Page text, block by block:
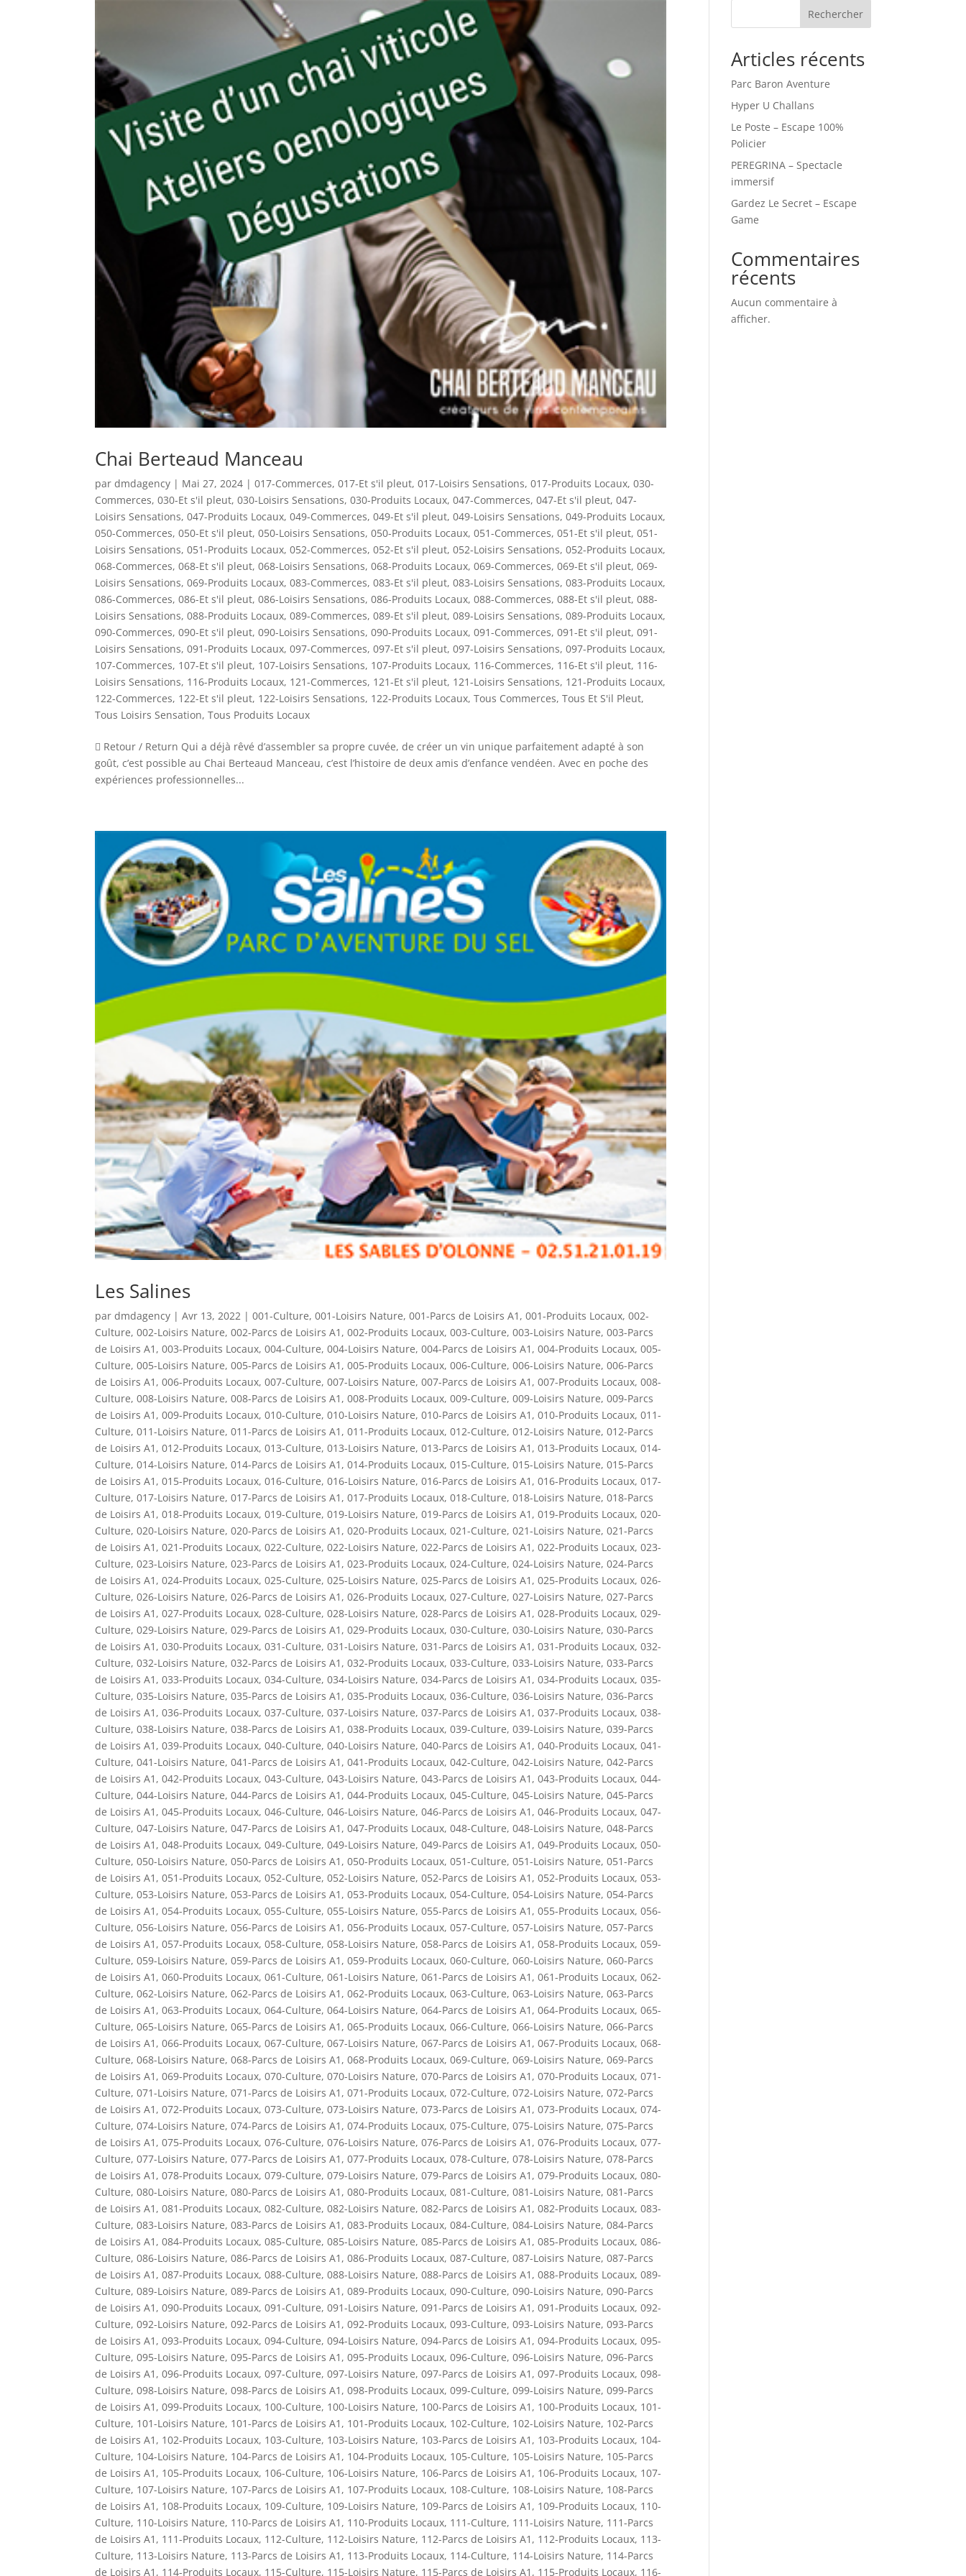
Chai Berteaud Manceau
par dmdagency | Mai 27, 2024 | 017-Commerces, 017-Et s'il pleut, 017-Loisirs Sensations, 017-Produits Locaux, 030-
Commerces, 030-Et s'il pleut, 030-Loisirs Sensations, 030-Produits Locaux, 047-Commerces, 047-Et s'il pleut, 047-
Loisirs Sensations, 047-Produits Locaux, 049-Commerces, 049-Et s'il pleut, 049-Loisirs Sensations, 049-Produits Locaux,
050-Commerces, 050-Et s'il pleut, 050-Loisirs Sensations, 050-Produits Locaux, 051-Commerces, 051-Et s'il pleut, 051-
Loisirs Sensations, 051-Produits Locaux, 052-Commerces, 052-Et s'il pleut, 052-Loisirs Sensations, 052-Produits Locaux,
068-Commerces, 068-Et s'il pleut, 068-Loisirs Sensations, 068-Produits Locaux, 069-Commerces, 069-Et s'il pleut, 069-
Loisirs Sensations, 069-Produits Locaux, 083-Commerces, 083-Et s'il pleut, 083-Loisirs Sensations, 083-Produits Locaux,
086-Commerces, 086-Et s'il pleut, 086-Loisirs Sensations, 086-Produits Locaux, 088-Commerces, 088-Et s'il pleut, 088-
Loisirs Sensations, 088-Produits Locaux, 089-Commerces, 089-Et s'il pleut, 089-Loisirs Sensations, 089-Produits Locaux,
090-Commerces, 090-Et s'il pleut, 090-Loisirs Sensations, 090-Produits Locaux, 091-Commerces, 091-Et s'il pleut, 091-
Loisirs Sensations, 091-Produits Locaux, 097-Commerces, 097-Et s'il pleut, 097-Loisirs Sensations, 097-Produits Locaux,
107-Commerces, 107-Et s'il pleut, 107-Loisirs Sensations, 107-Produits Locaux, 116-Commerces, 116-Et s'il pleut, 116-
Loisirs Sensations, 116-Produits Locaux, 121-Commerces, 121-Et s'il pleut, 121-Loisirs Sensations, 121-Produits Locaux,
122-Commerces, 122-Et s'il pleut, 122-Loisirs Sensations, 122-Produits Locaux, Tous Commerces, Tous Et S'il Pleut,
Tous Loisirs Sensation, Tous Produits Locaux
 Retour / Return Qui a déjà rêvé d’assembler sa propre cuvée, de créer un vin unique parfaitement adapté à son
goût, c’est possible au Chai Berteaud Manceau, c’est l’histoire de deux amis d’enfance vendéen. Avec en poche des
expériences professionnelles...
Les Salines
par dmdagency | Avr 13, 2022 | 001-Culture, 001-Loisirs Nature, 001-Parcs de Loisirs A1 , 001-Produits Locaux, 002-
Culture, 002-Loisirs Nature, 002-Parcs de Loisirs A1 , 002-Produits Locaux, 003-Culture, 003-Loisirs Nature, 003-Parcs
de Loisirs A1 , 003-Produits Locaux, 004-Culture, 004-Loisirs Nature, 004-Parcs de Loisirs A1 , 004-Produits Locaux, 005-
Culture, 005-Loisirs Nature, 005-Parcs de Loisirs A1 , 005-Produits Locaux, 006-Culture, 006-Loisirs Nature, 006-Parcs
de Loisirs A1 , 006-Produits Locaux, 007-Culture, 007-Loisirs Nature, 007-Parcs de Loisirs A1 , 007-Produits Locaux, 008-
Culture, 008-Loisirs Nature, 008-Parcs de Loisirs A1 , 008-Produits Locaux, 009-Culture, 009-Loisirs Nature, 009-Parcs
de Loisirs A1 , 009-Produits Locaux, 010-Culture, 010-Loisirs Nature, 010-Parcs de Loisirs A1 , 010-Produits Locaux, 011-
Culture, 011-Loisirs Nature, 011-Parcs de Loisirs A1 , 011-Produits Locaux, 012-Culture, 012-Loisirs Nature, 012-Parcs
de Loisirs A1 , 012-Produits Locaux, 013-Culture, 013-Loisirs Nature, 013-Parcs de Loisirs A1 , 013-Produits Locaux, 014-
Culture, 014-Loisirs Nature, 014-Parcs de Loisirs A1 , 014-Produits Locaux, 015-Culture, 015-Loisirs Nature, 015-Parcs
de Loisirs A1 , 015-Produits Locaux, 016-Culture, 016-Loisirs Nature, 016-Parcs de Loisirs A1 , 016-Produits Locaux, 017-
Culture, 017-Loisirs Nature, 017-Parcs de Loisirs A1 , 017-Produits Locaux, 018-Culture, 018-Loisirs Nature, 018-Parcs
de Loisirs A1 , 018-Produits Locaux, 019-Culture, 019-Loisirs Nature, 019-Parcs de Loisirs A1 , 019-Produits Locaux, 020-
Culture, 020-Loisirs Nature, 020-Parcs de Loisirs A1 , 020-Produits Locaux, 021-Culture, 021-Loisirs Nature, 021-Parcs
de Loisirs A1 , 021-Produits Locaux, 022-Culture, 022-Loisirs Nature, 022-Parcs de Loisirs A1 , 022-Produits Locaux, 023-
Culture, 023-Loisirs Nature, 023-Parcs de Loisirs A1 , 023-Produits Locaux, 024-Culture, 024-Loisirs Nature, 024-Parcs
de Loisirs A1 , 024-Produits Locaux, 025-Culture, 025-Loisirs Nature, 025-Parcs de Loisirs A1 , 025-Produits Locaux, 026-
Culture, 026-Loisirs Nature, 026-Parcs de Loisirs A1 , 026-Produits Locaux, 027-Culture, 027-Loisirs Nature, 027-Parcs
de Loisirs A1 , 027-Produits Locaux, 028-Culture, 028-Loisirs Nature, 028-Parcs de Loisirs A1 , 028-Produits Locaux, 029-
Culture, 029-Loisirs Nature, 029-Parcs de Loisirs A1 , 029-Produits Locaux, 030-Culture, 030-Loisirs Nature, 030-Parcs
de Loisirs A1 , 030-Produits Locaux, 031-Culture, 031-Loisirs Nature, 031-Parcs de Loisirs A1 , 031-Produits Locaux, 032-
Culture, 032-Loisirs Nature, 032-Parcs de Loisirs A1 , 032-Produits Locaux, 033-Culture, 033-Loisirs Nature, 033-Parcs
de Loisirs A1 , 033-Produits Locaux, 034-Culture, 034-Loisirs Nature, 034-Parcs de Loisirs A1 , 034-Produits Locaux, 035-
Culture, 035-Loisirs Nature, 035-Parcs de Loisirs A1 , 035-Produits Locaux, 036-Culture, 036-Loisirs Nature, 036-Parcs
de Loisirs A1 , 036-Produits Locaux, 037-Culture, 037-Loisirs Nature, 037-Parcs de Loisirs A1 , 037-Produits Locaux, 038-
Culture, 038-Loisirs Nature, 038-Parcs de Loisirs A1 , 038-Produits Locaux, 039-Culture, 039-Loisirs Nature, 039-Parcs
de Loisirs A1 , 039-Produits Locaux, 040-Culture, 040-Loisirs Nature, 040-Parcs de Loisirs A1 , 040-Produits Locaux, 041-
Culture, 041-Loisirs Nature, 041-Parcs de Loisirs A1 , 041-Produits Locaux, 042-Culture, 042-Loisirs Nature, 042-Parcs
de Loisirs A1 , 042-Produits Locaux, 043-Culture, 043-Loisirs Nature, 043-Parcs de Loisirs A1 , 043-Produits Locaux, 044-
Culture, 044-Loisirs Nature, 044-Parcs de Loisirs A1 , 044-Produits Locaux, 045-Culture, 045-Loisirs Nature, 045-Parcs
de Loisirs A1 , 045-Produits Locaux, 046-Culture, 046-Loisirs Nature, 046-Parcs de Loisirs A1 , 046-Produits Locaux, 047-
Culture, 047-Loisirs Nature, 047-Parcs de Loisirs A1 , 047-Produits Locaux, 048-Culture, 048-Loisirs Nature, 048-Parcs
de Loisirs A1 , 048-Produits Locaux, 049-Culture, 049-Loisirs Nature, 049-Parcs de Loisirs A1 , 049-Produits Locaux, 050-
Culture, 050-Loisirs Nature, 050-Parcs de Loisirs A1 , 050-Produits Locaux, 051-Culture, 051-Loisirs Nature, 051-Parcs
de Loisirs A1 , 051-Produits Locaux, 052-Culture, 052-Loisirs Nature, 052-Parcs de Loisirs A1 , 052-Produits Locaux, 053-
Culture, 053-Loisirs Nature, 053-Parcs de Loisirs A1 , 053-Produits Locaux, 054-Culture, 054-Loisirs Nature, 054-Parcs
de Loisirs A1 , 054-Produits Locaux, 055-Culture, 055-Loisirs Nature, 055-Parcs de Loisirs A1 , 055-Produits Locaux, 056-
Culture, 056-Loisirs Nature, 056-Parcs de Loisirs A1 , 056-Produits Locaux, 057-Culture, 057-Loisirs Nature, 057-Parcs
de Loisirs A1 , 057-Produits Locaux, 058-Culture, 058-Loisirs Nature, 058-Parcs de Loisirs A1 , 058-Produits Locaux, 059-
Culture, 059-Loisirs Nature, 059-Parcs de Loisirs A1 , 059-Produits Locaux, 060-Culture, 060-Loisirs Nature, 060-Parcs
de Loisirs A1 , 060-Produits Locaux, 061-Culture, 061-Loisirs Nature, 061-Parcs de Loisirs A1 , 061-Produits Locaux, 062-
Culture, 062-Loisirs Nature, 062-Parcs de Loisirs A1 , 062-Produits Locaux, 063-Culture, 063-Loisirs Nature, 063-Parcs
de Loisirs A1 , 063-Produits Locaux, 064-Culture, 064-Loisirs Nature, 064-Parcs de Loisirs A1 , 064-Produits Locaux, 065-
Culture, 065-Loisirs Nature, 065-Parcs de Loisirs A1 , 065-Produits Locaux, 066-Culture, 066-Loisirs Nature, 066-Parcs
de Loisirs A1 , 066-Produits Locaux, 067-Culture, 067-Loisirs Nature, 067-Parcs de Loisirs A1 , 067-Produits Locaux, 068-
Culture, 068-Loisirs Nature, 068-Parcs de Loisirs A1 , 068-Produits Locaux, 069-Culture, 069-Loisirs Nature, 069-Parcs
de Loisirs A1 , 069-Produits Locaux, 070-Culture, 070-Loisirs Nature, 070-Parcs de Loisirs A1 , 070-Produits Locaux, 071-
Culture, 071-Loisirs Nature, 071-Parcs de Loisirs A1 , 071-Produits Locaux, 072-Culture, 072-Loisirs Nature, 072-Parcs
de Loisirs A1 , 072-Produits Locaux, 073-Culture, 073-Loisirs Nature, 073-Parcs de Loisirs A1 , 073-Produits Locaux, 074-
Culture, 074-Loisirs Nature, 074-Parcs de Loisirs A1 , 074-Produits Locaux, 075-Culture, 075-Loisirs Nature, 075-Parcs
de Loisirs A1 , 075-Produits Locaux, 076-Culture, 076-Loisirs Nature, 076-Parcs de Loisirs A1 , 076-Produits Locaux, 077-
Culture, 077-Loisirs Nature, 077-Parcs de Loisirs A1 , 077-Produits Locaux, 078-Culture, 078-Loisirs Nature, 078-Parcs
de Loisirs A1 , 078-Produits Locaux, 079-Culture, 079-Loisirs Nature, 079-Parcs de Loisirs A1 , 079-Produits Locaux, 080-
Culture, 080-Loisirs Nature, 080-Parcs de Loisirs A1 , 080-Produits Locaux, 081-Culture, 081-Loisirs Nature, 081-Parcs
de Loisirs A1 , 081-Produits Locaux, 082-Culture, 082-Loisirs Nature, 082-Parcs de Loisirs A1 , 082-Produits Locaux, 083-
Culture, 083-Loisirs Nature, 083-Parcs de Loisirs A1 , 083-Produits Locaux, 084-Culture, 084-Loisirs Nature, 084-Parcs
de Loisirs A1 , 084-Produits Locaux, 085-Culture, 085-Loisirs Nature, 085-Parcs de Loisirs A1 , 085-Produits Locaux, 086-
Culture, 086-Loisirs Nature, 086-Parcs de Loisirs A1 , 086-Produits Locaux, 087-Culture, 087-Loisirs Nature, 087-Parcs
de Loisirs A1 , 087-Produits Locaux, 088-Culture, 088-Loisirs Nature, 088-Parcs de Loisirs A1 , 088-Produits Locaux, 089-
Culture, 089-Loisirs Nature, 089-Parcs de Loisirs A1 , 089-Produits Locaux, 090-Culture, 090-Loisirs Nature, 090-Parcs
de Loisirs A1 , 090-Produits Locaux, 091-Culture, 091-Loisirs Nature, 091-Parcs de Loisirs A1 , 091-Produits Locaux, 092-
Culture, 092-Loisirs Nature, 092-Parcs de Loisirs A1 , 092-Produits Locaux, 093-Culture, 093-Loisirs Nature, 093-Parcs
de Loisirs A1 , 093-Produits Locaux, 094-Culture, 094-Loisirs Nature, 094-Parcs de Loisirs A1 , 094-Produits Locaux, 095-
Culture, 095-Loisirs Nature, 095-Parcs de Loisirs A1 , 095-Produits Locaux, 096-Culture, 096-Loisirs Nature, 096-Parcs
de Loisirs A1 , 096-Produits Locaux, 097-Culture, 097-Loisirs Nature, 097-Parcs de Loisirs A1 , 097-Produits Locaux, 098-
Culture, 098-Loisirs Nature, 098-Parcs de Loisirs A1 , 098-Produits Locaux, 099-Culture, 099-Loisirs Nature, 099-Parcs
de Loisirs A1 , 099-Produits Locaux, 100-Culture, 100-Loisirs Nature, 100-Parcs de Loisirs A1 , 100-Produits Locaux, 101-
Culture, 101-Loisirs Nature, 101-Parcs de Loisirs A1 , 101-Produits Locaux, 102-Culture, 102-Loisirs Nature, 102-Parcs
de Loisirs A1 , 102-Produits Locaux, 103-Culture, 103-Loisirs Nature, 103-Parcs de Loisirs A1 , 103-Produits Locaux, 104-
Culture, 104-Loisirs Nature, 104-Parcs de Loisirs A1 , 104-Produits Locaux, 105-Culture, 105-Loisirs Nature, 105-Parcs
de Loisirs A1 , 105-Produits Locaux, 106-Culture, 106-Loisirs Nature, 106-Parcs de Loisirs A1 , 106-Produits Locaux, 107-
Culture, 107-Loisirs Nature, 107-Parcs de Loisirs A1 , 107-Produits Locaux, 108-Culture, 108-Loisirs Nature, 108-Parcs
de Loisirs A1 , 108-Produits Locaux, 109-Culture, 109-Loisirs Nature, 109-Parcs de Loisirs A1 , 109-Produits Locaux, 110-
Culture, 110-Loisirs Nature, 110-Parcs de Loisirs A1 , 110-Produits Locaux, 111-Culture, 111-Loisirs Nature, 111-Parcs
de Loisirs A1 , 111-Produits Locaux, 112-Culture, 112-Loisirs Nature, 112-Parcs de Loisirs A1 , 112-Produits Locaux, 113-
Culture, 113-Loisirs Nature, 113-Parcs de Loisirs A1 , 113-Produits Locaux, 114-Culture, 114-Loisirs Nature, 114-Parcs
de Loisirs A1 , 114-Produits Locaux, 115-Culture, 115-Loisirs Nature, 115-Parcs de Loisirs A1 , 115-Produits Locaux, 116-
Rechercher
Articles récents
Parc Baron Aventure
Hyper U Challans
Le Poste – Escape 100%
Policier
PEREGRINA – Spectacle
immersif
Gardez Le Secret – Escape
Game
Commentaires
récents
Aucun commentaire à
afficher.